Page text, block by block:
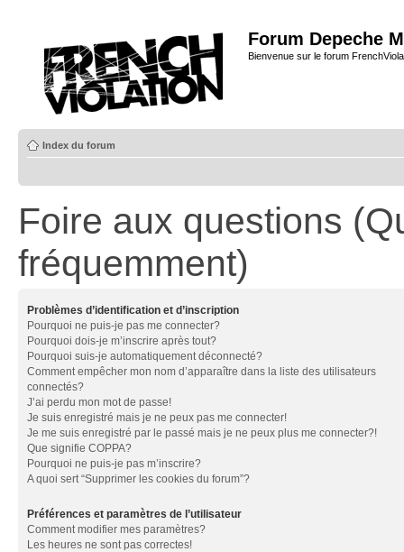
Forum Depeche
Bienvenue sur le forum
Index du forum
Foire aux questions
fréquemment)
Problèmes d’identification et d’inscription
Pourquoi ne puis-je pas me connecter?
Pourquoi dois-je m’inscrire après tout?
Pourquoi suis-je automatiquement déconnecté?
Comment empêcher mon nom d’apparaître dans la liste des utilisateurs
connectés?
J’ai perdu mon mot de passe!
Je suis enregistré mais je ne peux pas me connecter!
Je me suis enregistré par le passé mais je ne peux plus me connecter?!
Que signifie COPPA?
Pourquoi ne puis-je pas m’inscrire?
A quoi sert “Supprimer les cookies du forum”?
Préférences et paramètres de l’utilisateur
Comment modifier mes paramètres?
Les heures ne sont pas correctes!